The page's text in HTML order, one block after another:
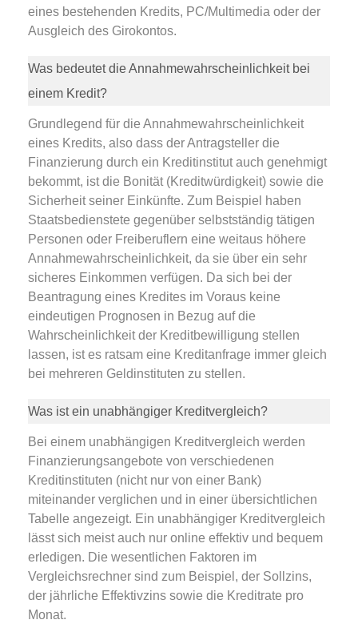
eines bestehenden Kredits, PC/Multimedia oder der
Ausgleich des Girokontos.
Was bedeutet die Annahmewahrscheinlichkeit bei
einem Kredit?
Grundlegend für die Annahmewahrscheinlichkeit
eines Kredits, also dass der Antragsteller die
Finanzierung durch ein Kreditinstitut auch genehmigt
bekommt, ist die Bonität (Kreditwürdigkeit) sowie die
Sicherheit seiner Einkünfte. Zum Beispiel haben
Staatsbedienstete gegenüber selbstständig tätigen
Personen oder Freiberuflern eine weitaus höhere
Annahmewahrscheinlichkeit, da sie über ein sehr
sicheres Einkommen verfügen. Da sich bei der
Beantragung eines Kredites im Voraus keine
eindeutigen Prognosen in Bezug auf die
Wahrscheinlichkeit der Kreditbewilligung stellen
lassen, ist es ratsam eine Kreditanfrage immer gleich
bei mehreren Geldinstituten zu stellen.
Was ist ein unabhängiger Kreditvergleich?
Bei einem unabhängigen Kreditvergleich werden
Finanzierungsangebote von verschiedenen
Kreditinstituten (nicht nur von einer Bank)
miteinander verglichen und in einer übersichtlichen
Tabelle angezeigt. Ein unabhängiger Kreditvergleich
lässt sich meist auch nur online effektiv und bequem
erledigen. Die wesentlichen Faktoren im
Vergleichsrechner sind zum Beispiel, der Sollzins,
der jährliche Effektivzins sowie die Kreditrate pro
Monat.